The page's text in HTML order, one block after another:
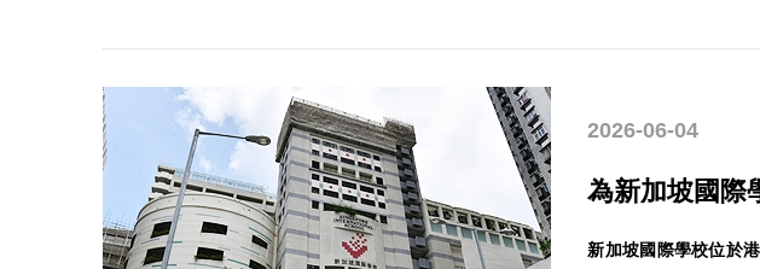
2026-06-04
為新加坡國際
新加坡國際學校位於